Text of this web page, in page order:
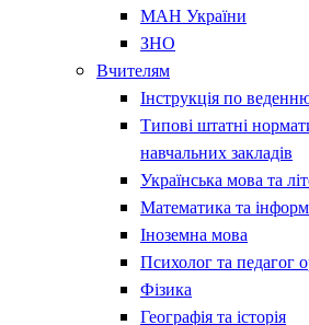
МАН України
ЗНО
Вчителям
Інструкція по
Типові штатні
навчальних закладів
Українська мова та
Математика та
Іноземна мова
Психолог та педагог
Фізика
Географія та історія